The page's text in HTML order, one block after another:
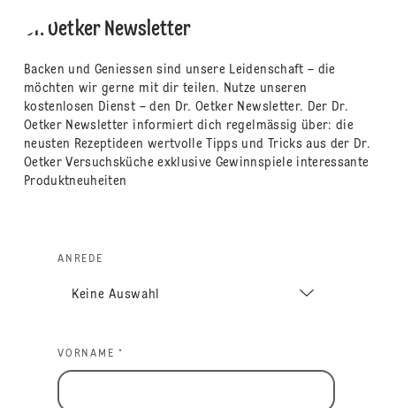
Dr. Oetker Newsletter
Backen und Geniessen sind unsere Leidenschaft – die
möchten wir gerne mit dir teilen. Nutze unseren
kostenlosen Dienst – den Dr. Oetker Newsletter. Der Dr.
Oetker Newsletter informiert dich regelmässig über: die
neusten Rezeptideen wertvolle Tipps und Tricks aus der Dr.
Oetker Versuchsküche exklusive Gewinnspiele interessante
Produktneuheiten
ANREDE
VORNAME *